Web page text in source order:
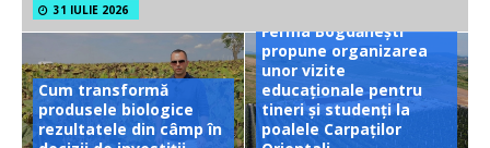
31 IULIE 2026
Cum transformă
produsele biologice
rezultatele din câmp în
Ferma Bogdănești
propune organizarea
unor vizite
educaționale pentru
tineri și studenți la
poalele Carpaților